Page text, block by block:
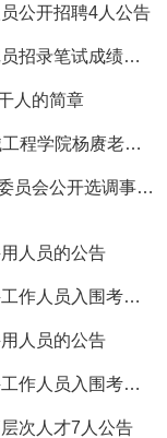
公开招聘4人公告
金华市人民检察院2026年度聘用制书记员招录笔试成绩公示
人的简章
劳务派遣人员招聘(派遣至浙江大学机械工程学院杨赓老师课题组)
中国国际贸易促进委员会浙江省义乌市委员会公开选调事业人员2
人员的公告
2026年温州市瓯海区卫健系统公开招聘工作人员入围考核人员名单（
人员的公告
2026年温州市瓯海区卫健系统公开招聘工作人员入围考核人员名单（
次人才7人公告